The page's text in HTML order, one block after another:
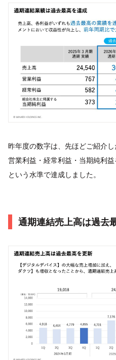
昨年度の数字は、先ほどご紹介
営業利益・経常利益・当期純利
という水準で達成しました。
通期連結売上高は過去